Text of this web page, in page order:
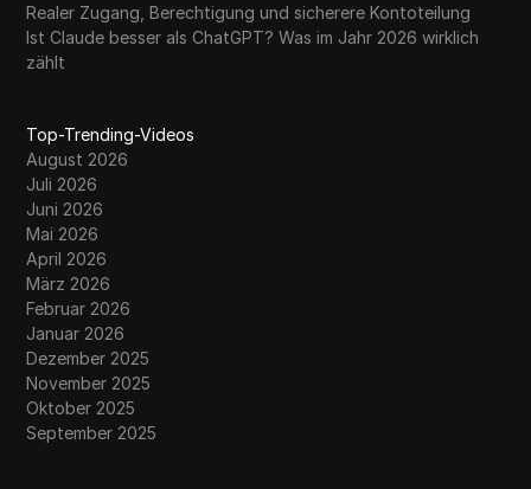
Realer Zugang, Berechtigung und sicherere Kontoteilung
Ist Claude besser als ChatGPT? Was im Jahr 2026 wirklich
zählt
Top-Trending-Videos
August 2026
Juli 2026
Juni 2026
Mai 2026
April 2026
März 2026
Februar 2026
Januar 2026
Dezember 2025
November 2025
Oktober 2025
September 2025